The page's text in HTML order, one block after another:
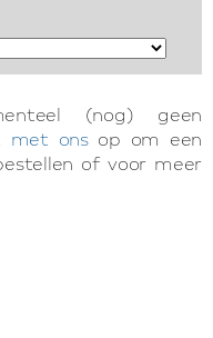
(nog) geen
met onsop om een
of voor meer